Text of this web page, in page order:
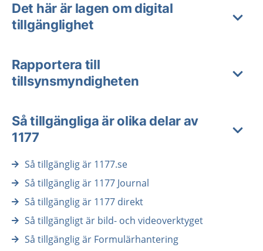
Det här är lagen om digital
tillgänglighet
Rapportera till
tillsynsmyndigheten
Så tillgängliga är olika delar av
1177
Så tillgänglig är 1177.se
Så tillgänglig är 1177 Journal
Så tillgänglig är 1177 direkt
Så tillgängligt är bild- och videoverktyget
Så tillgänglig är Formulärhantering